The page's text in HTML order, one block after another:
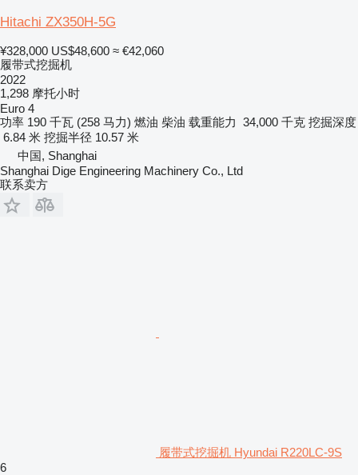
Hitachi ZX350H-5G
¥328,000 US$48,600 ≈ €42,060
履带式挖掘机
2022
1,298 摩托小时
Euro 4
功率 190 千瓦 (258 马力) 燃油 柴油 载重能力 34,000 千克 挖掘深度
6.84 米 挖掘半径 10.57 米
中国, Shanghai
Shanghai Dige Engineering Machinery Co., Ltd
联系卖方
履带式挖掘机 Hyundai R220LC-9S
6